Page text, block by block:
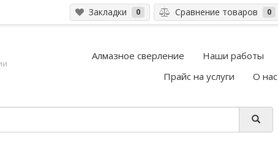
Закладки 0 Сравнение товаров 0
Алмазное сверление Наши работы
Прайс на услуги
О нас